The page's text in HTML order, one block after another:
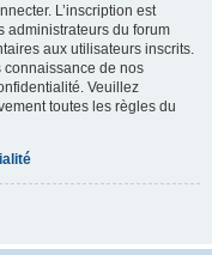
L’inscription est
administrateurs du forum
aux utilisateurs inscrits.
connaissance de nos
Veuillez
toutes les règles du